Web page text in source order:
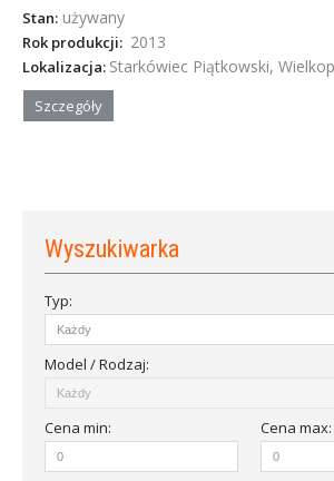
Stan: używany
Rok produkcji: 2013
Lokalizacja: Starkówiec Piątkowski,
Szczegóły
Wyszukiwarka
Typ:
Model / Rodzaj:
Cena min: Cena max: